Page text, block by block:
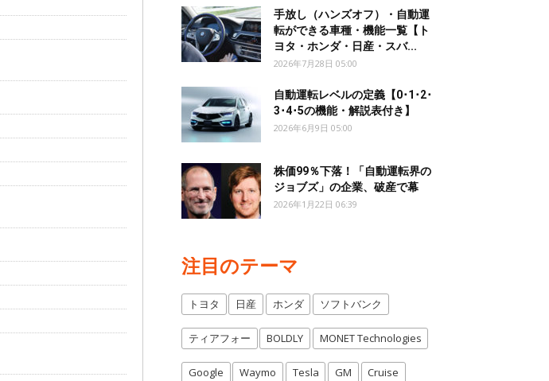
手放し（ハンズオフ）・自動運
転ができる車種・機能一覧【ト
ヨタ・ホンダ・日産・スバ...
2026年7月28日 05:00
自動運転レベルの定義【0･1･2･
3･4･5の機能・解説表付き】
2026年6月9日 05:00
株価99％下落！「自動運転界の
ジョブズ」の企業、破産で幕
2026年1月22日 06:39
注目のテーマ
トヨタ 日産 ホンダ ソフトバンク
ティアフォー BOLDLY MONET Technologies
Google Waymo Tesla GM Cruise